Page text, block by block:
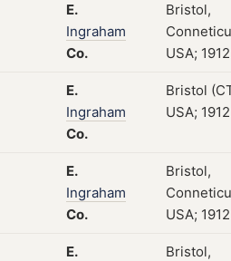
E.
Ingraham
Co.
Bristol,
USA;
E.
Ingraham
Co.
Bristol
USA;
E.
Ingraham
Co.
Bristol,
USA;
E.
Bristol,